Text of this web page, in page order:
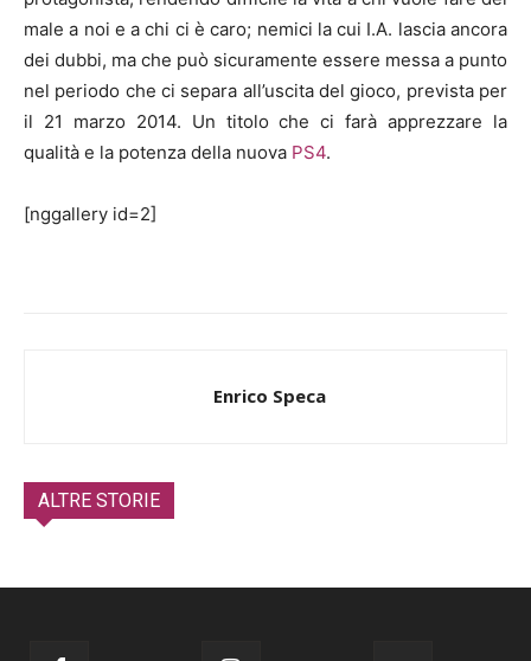
male a noi e a chi ci è caro; nemici la cui I.A. lascia ancora
dei dubbi, ma che può sicuramente essere messa a punto
nel periodo che ci separa all’uscita del gioco, prevista per
il 21 marzo 2014. Un titolo che ci farà apprezzare la
qualità e la potenza della nuova PS4.
[nggallery id=2]
Enrico Speca
ALTRE STORIE